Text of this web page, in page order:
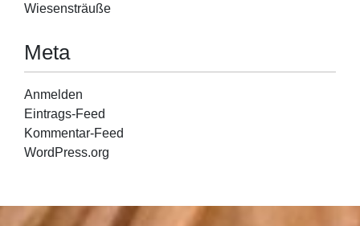
Wiesensträuße
Meta
Anmelden
Eintrags-Feed
Kommentar-Feed
WordPress.org